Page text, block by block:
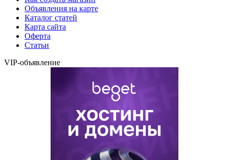
Объявления на карте
Каталог статей
Карта сайта
Оферта
Статьи
VIP-объявление